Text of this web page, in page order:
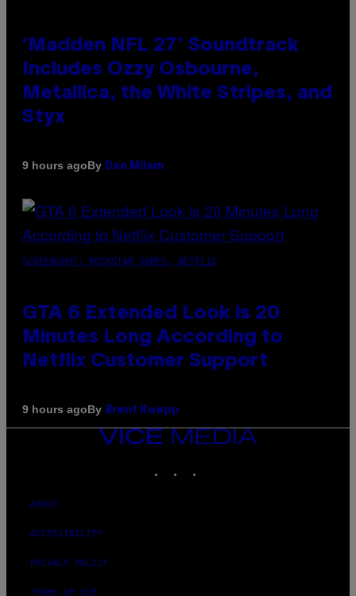
‘Madden NFL 27’ Soundtrack
Includes Ozzy Osbourne,
Metallica, the White Stripes, and
Styx
9 hours agoBy Dan Milam
SCREENSHOT: ROCKSTAR GAMES, NETFLIX
GTA 6 Extended Look is 20
Minutes Long According to
Netflix Customer Support
9 hours agoBy Brent Koepp
VICE
MEDIA
ABOUT
ACCESSIBILITY
PRIVACY POLICY
TERMS OF USE